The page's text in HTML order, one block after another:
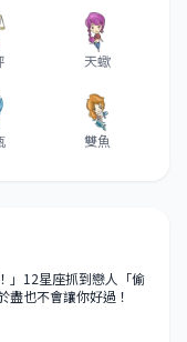
天蠍
雙魚
」12星座抓到戀人「偷
盡也不會讓你好過！